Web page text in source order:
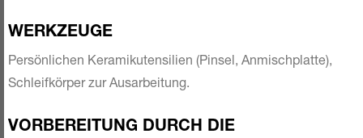
WERKZEUGE
Persönlichen Keramikutensilien (Pinsel, Anmischplatte),
Schleifkörper zur Ausarbeitung.
VORBEREITUNG DURCH DIE